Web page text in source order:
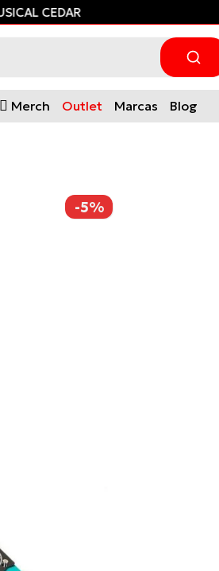
CEDAR
Merch Outlet Marcas Blog
-5%